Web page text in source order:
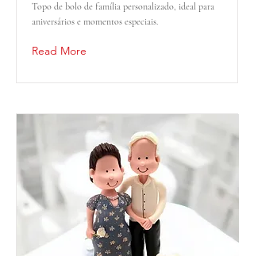
Topo de bolo de família personalizado, ideal para
aniversários e momentos especiais.
Read More